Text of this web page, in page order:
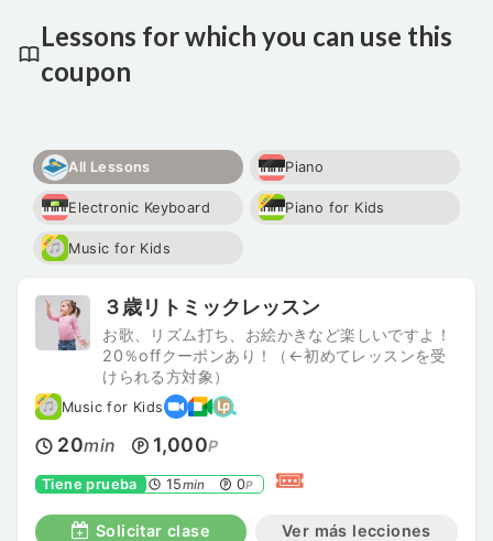
Lessons for which you can use this
coupon
All Lessons Piano
Electronic Keyboard Piano for Kids
Music for Kids
３歳リトミックレッスン
お歌、リズム打ち、お絵かきなど楽しいですよ！
20％offクーポンあり！（←初めてレッスンを受
けられる方対象）
Music for Kids
20min 1,000P
Tiene prueba 15min 0P
Solicitar clase Ver más lecciones